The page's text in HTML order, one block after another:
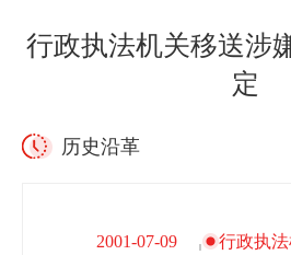
行政执法机关移送涉
定
历史沿革
2001-07-09
行政执